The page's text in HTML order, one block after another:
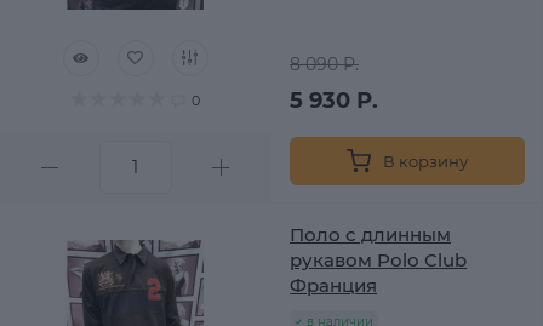
0
8 090 Р.
5 930 Р.
В корзину
Поло с длинным
рукавом Polo Club
Франция
в наличии